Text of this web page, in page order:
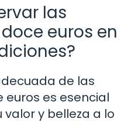
las
euros en
de las
es esencial
y belleza a lo